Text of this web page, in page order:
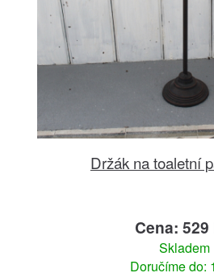
Držák na toaletní
Cena: 529
Skladem
Doručíme do: